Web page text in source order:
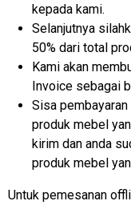
kepada kami.
Selanjutnya
50% dari total
Kami akan
Invoice sebagai
Sisa
produk mebel
kirim dan anda
produk mebel
Untuk pemesanan